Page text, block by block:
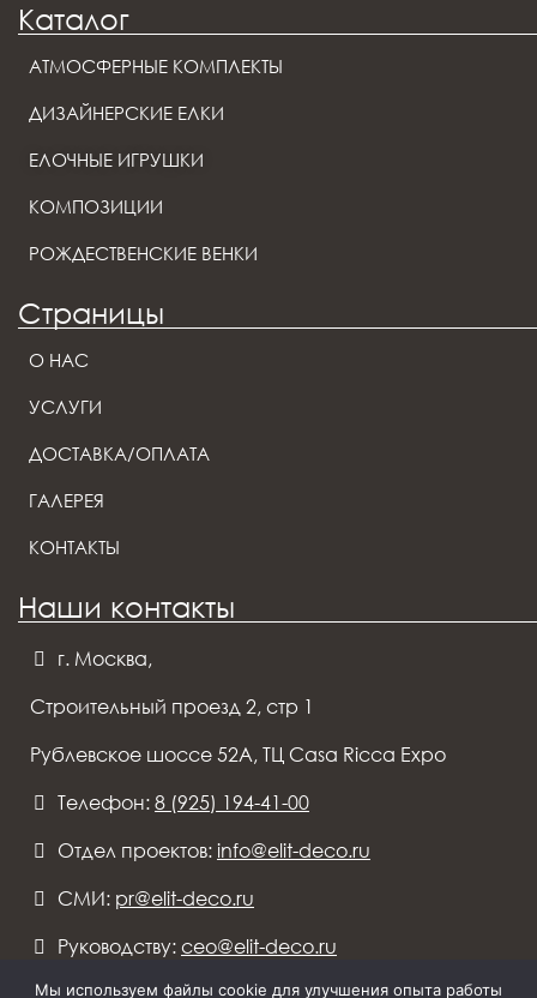
Каталог
АТМОСФЕРНЫЕ КОМПЛЕКТЫ
ДИЗАЙНЕРСКИЕ ЕЛКИ
ЕЛОЧНЫЕ ИГРУШКИ
КОМПОЗИЦИИ
РОЖДЕСТВЕНСКИЕ ВЕНКИ
Страницы
О НАС
УСЛУГИ
ДОСТАВКА/ОПЛАТА
ГАЛЕРЕЯ
КОНТАКТЫ
Наши контакты
г. Москва,
Строительный проезд 2, стр 1
Рублевское шоссе 52А, ТЦ Casa Ricca Expo
Телефон: 8 (925) 194-41-00
Отдел проектов: info@elit-deco.ru
СМИ: pr@elit-deco.ru
Руководству: ceo@elit-deco.ru
Мы используем файлы cookie для улучшения опыта работы